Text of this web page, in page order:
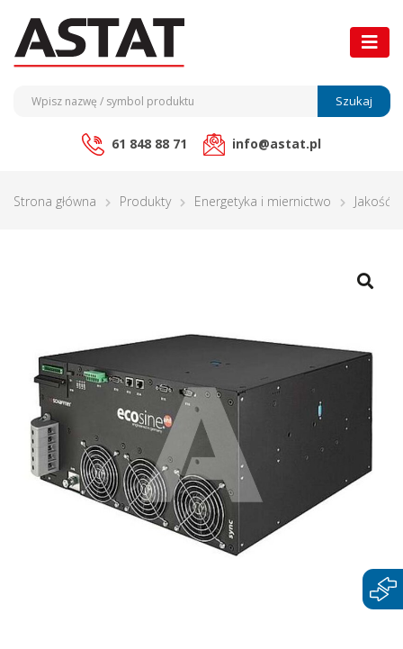
Szukaj
61 848 88 71 info@astat.pl
Strona główna Produkty Energetyka i miernictwo Jakość